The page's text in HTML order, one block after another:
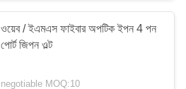
ওয়েব / ইএমএস ফাইবার অপটিক ইপন 4 পন
পোর্ট জিপন ওল্ট
negotiable MOQ:10